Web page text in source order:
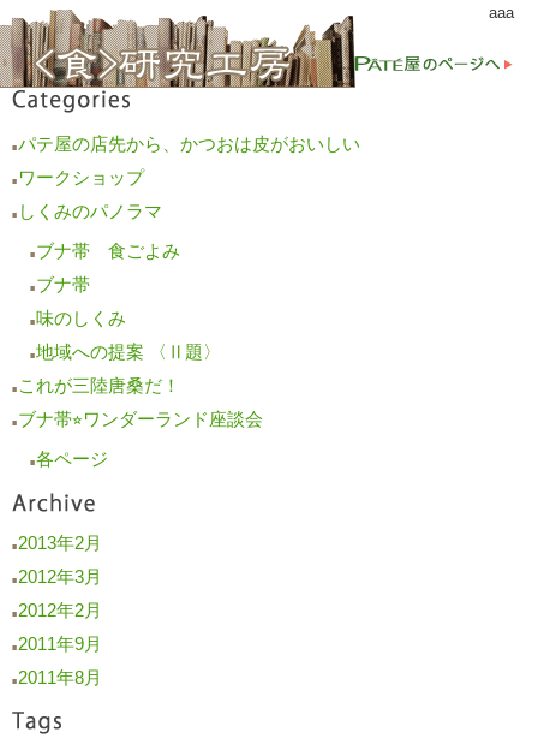
aaa
■パテ屋の店先から、かつおは皮がおいしい
■ ワークショップ
■ しくみのパノラマ
■ ブナ帯 食ごよみ
■ ブナ帯
■ 味のしくみ
■地域への提案 〈Ⅱ題〉
■ これが三陸唐桑だ！
■ ブナ帯⭐︎ワンダーランド座談会
■各ページ
■ 2013年2月
■ 2012年3月
■ 2012年2月
■ 2011年9月
■ 2011年8月